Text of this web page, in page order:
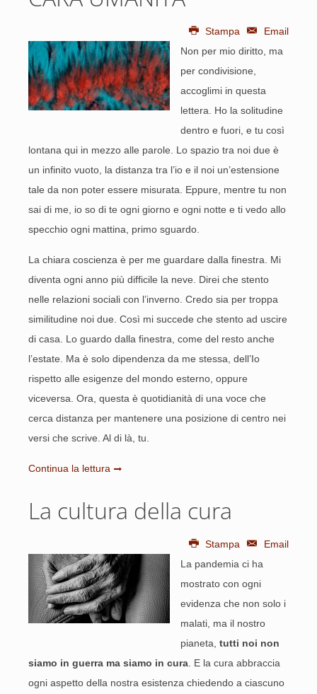
Stampa
Email
Non per mio diritto, ma
per condivisione,
accoglimi in questa
lettera. Ho la solitudine
dentro e fuori, e tu così
lontana qui in mezzo alle parole. Lo spazio tra noi due è
un infinito vuoto, la distanza tra l’io e il noi un’estensione
tale da non poter essere misurata. Eppure, mentre tu non
sai di me, io so di te ogni giorno e ogni notte e ti vedo allo
specchio ogni mattina, primo sguardo.
La chiara coscienza è per me guardare dalla finestra. Mi
diventa ogni anno più difficile la neve. Direi che stento
nelle relazioni sociali con l’inverno. Credo sia per troppa
similitudine noi due. Così mi succede che stento ad uscire
di casa. Lo guardo dalla finestra, come del resto anche
l’estate. Ma è solo dipendenza da me stessa, dell’Io
rispetto alle esigenze del mondo esterno, oppure
viceversa. Ora, questa è quotidianità di una voce che
cerca distanza per mantenere una posizione di centro nei
versi che scrive. Al di là, tu.
Continua la lettura
La cultura della cura
Stampa
Email
La pandemia ci ha
mostrato con ogni
evidenza che non solo i
malati, ma il nostro
pianeta, tutti noi non
siamo in guerra ma siamo in cura . E la cura abbraccia
ogni aspetto della nostra esistenza chiedendo a ciascuno